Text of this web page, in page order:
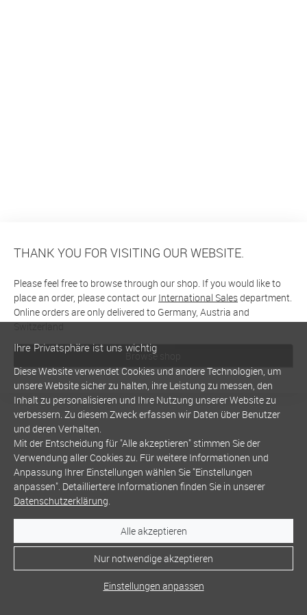
THANK YOU FOR VISITING OUR WEBSITE.
Please feel free to browse through our shop. If you would like to
place an order, please contact our International Salesdepartment.
Online orders are only delivered to Germany, Austria and
Switzerland
Browse shop
Ihre Privatsphäre ist uns wichtig
Diese Website verwendet Cookies und andere Technologien, um
unsere Website sicher zu halten, ihre Leistung zu messen, den
Inhalt zu personalisieren und Ihre Nutzung unserer Website zu
verbessern. Zu diesem Zweck erfassen wir Daten über Benutzer
und deren Verhalten.
Mit der Entscheidung für "Alle akzeptieren" stimmen Sie der
Verwendung aller Cookies zu. Für weitere Informationen und
Anpassung Ihrer Einstellungen wählen Sie "Einstellungen
anpassen". Detailliertere Informationen finden Sie in unserer
Datenschutzerklärung.
Alle akzeptieren
Nur notwendige akzeptieren
Einstellungen anpassen